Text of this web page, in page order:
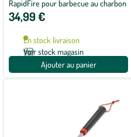
RapidFire pour barbecue au charbon
34,99 €
En stock livraison
Voir stock magasin
Ajouter au panier